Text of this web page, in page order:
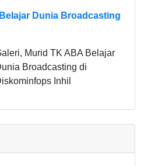
Dunia Broadcasting
Murid TK ABA Belajar
Broadcasting di
Inhil